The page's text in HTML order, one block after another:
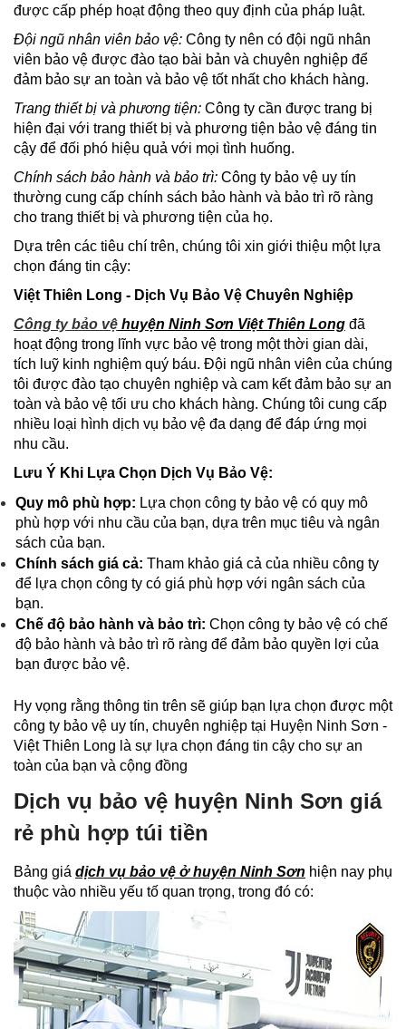
được cấp phép hoạt động theo quy định của pháp luật.
Đội ngũ nhân viên bảo vệ: Công ty nên có đội ngũ nhân
viên bảo vệ được đào tạo bài bản và chuyên nghiệp để
đảm bảo sự an toàn và bảo vệ tốt nhất cho khách hàng.
Trang thiết bị và phương tiện: Công ty cần được trang bị
hiện đại với trang thiết bị và phương tiện bảo vệ đáng tin
cậy để đối phó hiệu quả với mọi tình huống.
Chính sách bảo hành và bảo trì: Công ty bảo vệ uy tín
thường cung cấp chính sách bảo hành và bảo trì rõ ràng
cho trang thiết bị và phương tiện của họ.
Dựa trên các tiêu chí trên, chúng tôi xin giới thiệu một lựa
chọn đáng tin cậy:
Việt Thiên Long - Dịch Vụ Bảo Vệ Chuyên Nghiệp
Công ty bảo vệ huyện Ninh Sơn Việt Thiên Long đã
hoạt động trong lĩnh vực bảo vệ trong một thời gian dài,
tích luỹ kinh nghiệm quý báu. Đội ngũ nhân viên của chúng
tôi được đào tạo chuyên nghiệp và cam kết đảm bảo sự an
toàn và bảo vệ tối ưu cho khách hàng. Chúng tôi cung cấp
nhiều loại hình dịch vụ bảo vệ đa dạng để đáp ứng mọi
nhu cầu.
Lưu Ý Khi Lựa Chọn Dịch Vụ Bảo Vệ:
Quy mô phù hợp: Lựa chọn công ty bảo vệ có quy mô
phù hợp với nhu cầu của bạn, dựa trên mục tiêu và ngân
sách của bạn.
Chính sách giá cả: Tham khảo giá cả của nhiều công ty
để lựa chọn công ty có giá phù hợp với ngân sách của
bạn.
Chế độ bảo hành và bảo trì: Chọn công ty bảo vệ có chế
độ bảo hành và bảo trì rõ ràng để đảm bảo quyền lợi của
bạn được bảo vệ.
Hy vọng rằng thông tin trên sẽ giúp bạn lựa chọn được một
công ty bảo vệ uy tín, chuyên nghiệp tại Huyện Ninh Sơn -
Việt Thiên Long là sự lựa chọn đáng tin cậy cho sự an
toàn của bạn và cộng đồng
Dịch vụ bảo vệ huyện Ninh Sơn giá
rẻ phù hợp túi tiền
Bảng giá dịch vụ bảo vệ ở huyện Ninh Sơn hiện nay phụ
thuộc vào nhiều yếu tố quan trọng, trong đó có: